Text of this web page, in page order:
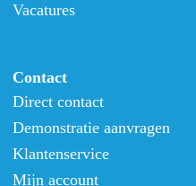
Vacatures
Contact
Direct contact
Demonstratie aanvragen
Klantenservice
Mijn account